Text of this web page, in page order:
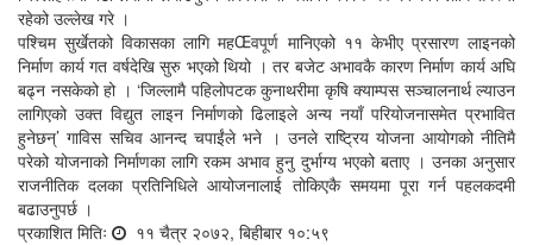
रहेको उल्लेख गरे ।
पश्चिम सुर्खेतको विकासका लागि महŒवपूर्ण मानिएको ११ केभीए प्रसारण लाइनको
निर्माण कार्य गत वर्षदेखि सुरु भएको थियो । तर बजेट अभावकै कारण निर्माण कार्य अघि
बढ्न नसकेको हो । ‘जिल्लामै पहिलोपटक कुनाथरीमा कृषि क्याम्पस सञ्चालनार्थ ल्याउन
लागिएको उक्त विद्युत लाइन निर्माणको ढिलाइले अन्य नयाँ परियोजनासमेत प्रभावित
हुनेछन्’ गाविस सचिव आनन्द चपाईंले भने । उनले राष्ट्रिय योजना आयोगको नीतिमै
परेको योजनाको निर्माणका लागि रकम अभाव हुनु दुर्भाग्य भएको बताए । उनका अनुसार
राजनीतिक दलका प्रतिनिधिले आयोजनालाई तोकिएकै समयमा पूरा गर्न पहलकदमी
बढाउनुपर्छ ।
प्रकाशित मितिः
११ चैत्र २०७२, बिहीबार १०:५९